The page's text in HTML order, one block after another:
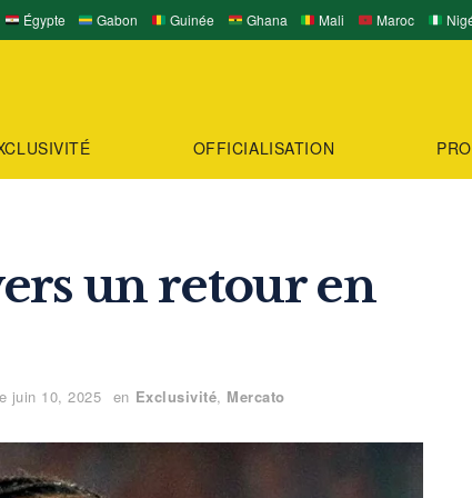
Égypte Gabon Guinée Ghana Mali Maroc
OFFICIALISATION
un retour en
juin 10, 2025 en Exclusivité, Mercato